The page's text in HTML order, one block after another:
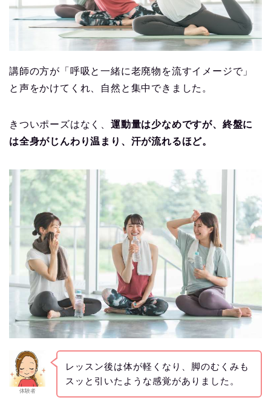
講師の方が「呼吸と一緒に老廃物を流すイメージで」
と声をかけてくれ、自然と集中できました。
きついポーズはなく、 運動量は少なめですが、終盤に
は全身がじんわり温まり、汗が流れるほど。
体験者
レッスン後は体が軽くなり、脚のむくみも
スッと引いたような感覚がありました。